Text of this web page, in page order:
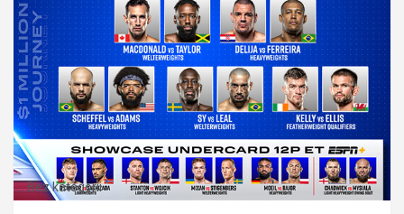
Bez kategorii